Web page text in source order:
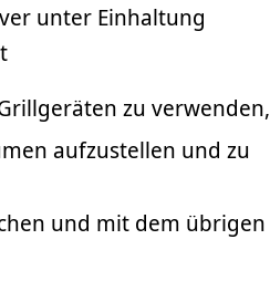
unter Einhaltung
zu verwenden,
aufzustellen und zu
und mit dem übrigen